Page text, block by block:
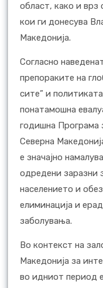
област, како и врз
кои ги донесува
Македонија.
Согласно
препораките на
сите” и
понатамошна
годишна Програма
Северна
е значајно
одредени заразни
населението и
елиминација и
заболувања.
Во контекст на
Македонија за
во идниот период